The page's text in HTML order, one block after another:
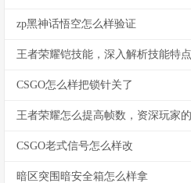
zp黑神话悟空怎么样验证
王者荣耀铠技能，深入解析技能特
CSGO怎么样把锁针关了
王者荣耀怎么提高帧数，资深玩家
CSGO老式信号怎么样改
暗区突围暗安全箱怎么样拿